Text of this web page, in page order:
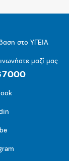
στο ΥΓΕΙΑ
μαζί μας